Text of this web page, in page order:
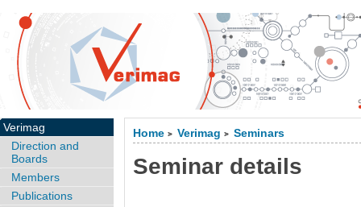
Home > Verimag > Seminars
Seminar details
Verimag
Direction and
Boards
Members
Publications